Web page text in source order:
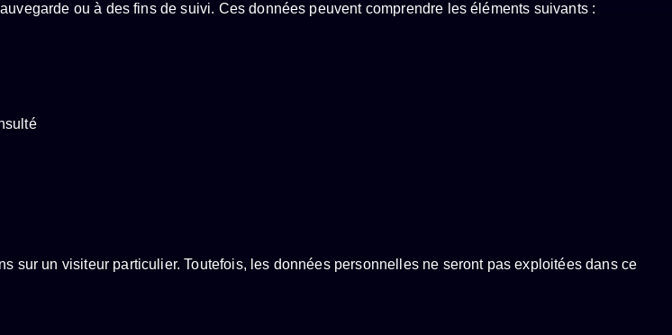
ou à des fins de suivi. Ces données peuvent comprendre les éléments suivants :
sur un visiteur particulier. Toutefois, les données personnelles ne seront pas exploitées dans ce